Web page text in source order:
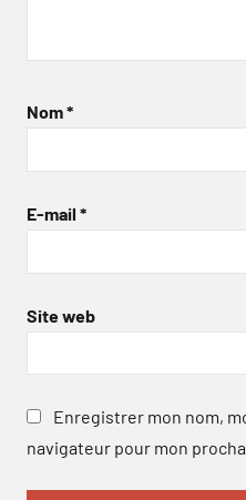
Nom*
E-mail *
Site web
Enregistrer mon nom,
navigateur pour mon